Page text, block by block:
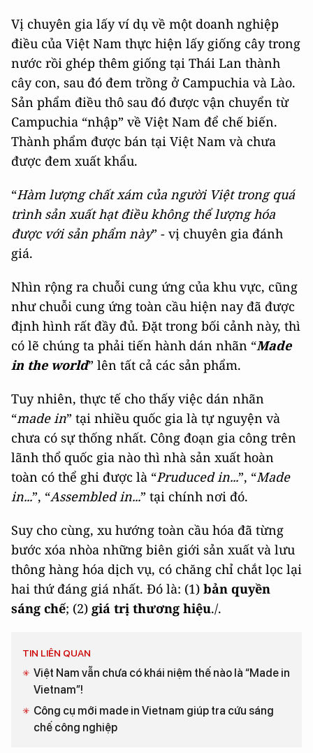
Vị chuyên gia lấy ví dụ về một doanh nghiệp
điều của Việt Nam thực hiện lấy giống cây trong
nước rồi ghép thêm giống tại Thái Lan thành
cây con, sau đó đem trồng ở Campuchia và Lào.
Sản phẩm điều thô sau đó được vận chuyển từ
Campuchia “nhập” về Việt Nam để chế biến.
Thành phẩm được bán tại Việt Nam và chưa
được đem xuất khẩu.
“Hàm lượng chất xám của người Việt trong quá
trình sản xuất hạt điều không thể lượng hóa
được với sản phẩm này” - vị chuyên gia đánh
giá.
Nhìn rộng ra chuỗi cung ứng của khu vực, cũng
như chuỗi cung ứng toàn cầu hiện nay đã được
định hình rất đầy đủ. Đặt trong bối cảnh này, thì
có lẽ chúng ta phải tiến hành dán nhãn “Made
in the world” lên tất cả các sản phẩm.
Tuy nhiên, thực tế cho thấy việc dán nhãn
“made in” tại nhiều quốc gia là tự nguyện và
chưa có sự thống nhất. Công đoạn gia công trên
lãnh thổ quốc gia nào thì nhà sản xuất hoàn
toàn có thể ghi được là “Pruduced in...”, “Made
in...”, “Assembled in...” tại chính nơi đó.
Suy cho cùng, xu hướng toàn cầu hóa đã từng
bước xóa nhòa những biên giới sản xuất và lưu
thông hàng hóa dịch vụ, có chăng chỉ chắt lọc lại
hai thứ đáng giá nhất. Đó là: (1) bản quyền
sáng chế; (2) giá trị thương hiệu./.
TIN LIÊN QUAN
Việt Nam vẫn chưa có khái niệm thế nào là “Made in
Vietnam”!
Công cụ mới made in Vietnam giúp tra cứu sáng
chế công nghiệp